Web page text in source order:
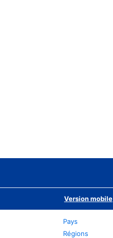
Version mobile
Pays
Régions